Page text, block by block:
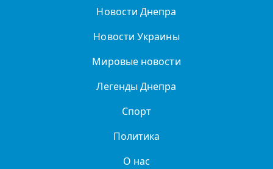
Новости Днепра
Новости Украины
Мировые новости
Легенды Днепра
Спорт
Политика
О нас